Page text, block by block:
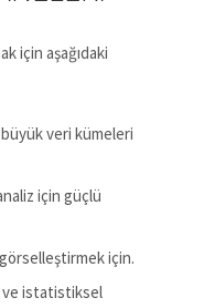
için aşağıdaki
büyük veri kümeleri
için güçlü
için.
ve istatistiksel